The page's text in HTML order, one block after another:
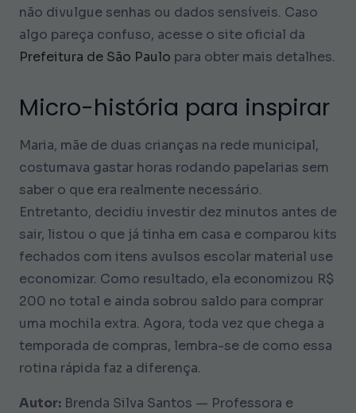
não divulgue senhas ou dados sensíveis. Caso
algo pareça confuso, acesse o site oficial da
Prefeitura de São Paulo para obter mais detalhes.
Micro-história para inspirar
Maria, mãe de duas crianças na rede municipal,
costumava gastar horas rodando papelarias sem
saber o que era realmente necessário.
Entretanto, decidiu investir dez minutos antes de
sair, listou o que já tinha em casa e comparou kits
fechados com itens avulsos escolar material use
economizar. Como resultado, ela economizou R$
200 no total e ainda sobrou saldo para comprar
uma mochila extra. Agora, toda vez que chega a
temporada de compras, lembra-se de como essa
rotina rápida faz a diferença.
Autor: Brenda Silva Santos — Professora e